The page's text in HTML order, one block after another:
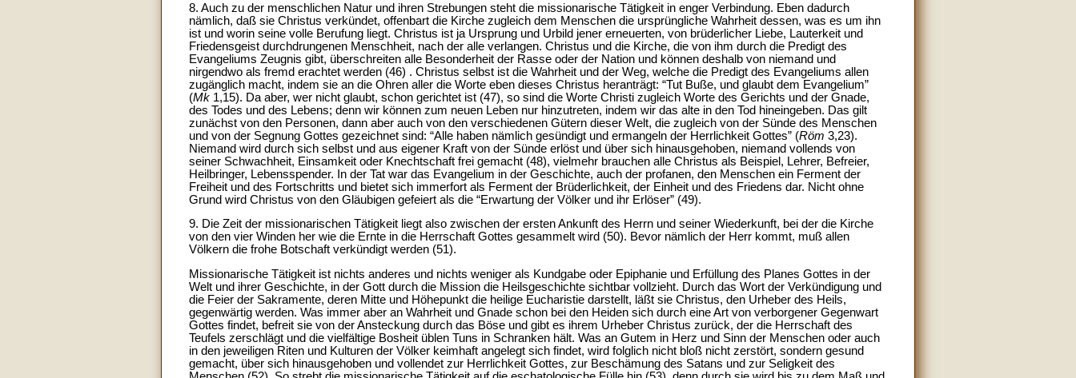
8. Auch zu der menschlichen Natur und ihren Strebungen steht die missionarische Tätigkeit in enger Verbindung. Eben dadurch
nämlich, daß sie Christus verkündet, offenbart die Kirche zugleich dem Menschen die ursprüngliche Wahrheit dessen, was es um ihn
ist und worin seine volle Berufung liegt. Christus ist ja Ursprung und Urbild jener erneuerten, von brüderlicher Liebe, Lauterkeit und
Friedensgeist durchdrungenen Menschheit, nach der alle verlangen. Christus und die Kirche, die von ihm durch die Predigt des
Evangeliums Zeugnis gibt, überschreiten alle Besonderheit der Rasse oder der Nation und können deshalb von niemand und
nirgendwo als fremd erachtet werden (46) . Christus selbst ist die Wahrheit und der Weg, welche die Predigt des Evangeliums allen
zugänglich macht, indem sie an die Ohren aller die Worte eben dieses Christus heranträgt: “Tut Buße, und glaubt dem Evangelium”
(Mk 1,15). Da aber, wer nicht glaubt, schon gerichtet ist (47), so sind die Worte Christi zugleich Worte des Gerichts und der Gnade,
des Todes und des Lebens; denn wir können zum neuen Leben nur hinzutreten, indem wir das alte in den Tod hineingeben. Das gilt
zunächst von den Personen, dann aber auch von den verschiedenen Gütern dieser Welt, die zugleich von der Sünde des Menschen
und von der Segnung Gottes gezeichnet sind: “Alle haben nämlich gesündigt und ermangeln der Herrlichkeit Gottes” (Röm 3,23).
Niemand wird durch sich selbst und aus eigener Kraft von der Sünde erlöst und über sich hinausgehoben, niemand vollends von
seiner Schwachheit, Einsamkeit oder Knechtschaft frei gemacht (48), vielmehr brauchen alle Christus als Beispiel, Lehrer, Befreier,
Heilbringer, Lebensspender. In der Tat war das Evangelium in der Geschichte, auch der profanen, den Menschen ein Ferment der
Freiheit und des Fortschritts und bietet sich immerfort als Ferment der Brüderlichkeit, der Einheit und des Friedens dar. Nicht ohne
Grund wird Christus von den Gläubigen gefeiert als die “Erwartung der Völker und ihr Erlöser” (49).
9. Die Zeit der missionarischen Tätigkeit liegt also zwischen der ersten Ankunft des Herrn und seiner Wiederkunft, bei der die Kirche
von den vier Winden her wie die Ernte in die Herrschaft Gottes gesammelt wird (50). Bevor nämlich der Herr kommt, muß allen
Völkern die frohe Botschaft verkündigt werden (51).
Missionarische Tätigkeit ist nichts anderes und nichts weniger als Kundgabe oder Epiphanie und Erfüllung des Planes Gottes in der
Welt und ihrer Geschichte, in der Gott durch die Mission die Heilsgeschichte sichtbar vollzieht. Durch das Wort der Verkündigung und
die Feier der Sakramente, deren Mitte und Höhepunkt die heilige Eucharistie darstellt, läßt sie Christus, den Urheber des Heils,
gegenwärtig werden. Was immer aber an Wahrheit und Gnade schon bei den Heiden sich durch eine Art von verborgener Gegenwart
Gottes findet, befreit sie von der Ansteckung durch das Böse und gibt es ihrem Urheber Christus zurück, der die Herrschaft des
Teufels zerschlägt und die vielfältige Bosheit üblen Tuns in Schranken hält. Was an Gutem in Herz und Sinn der Menschen oder auch
in den jeweiligen Riten und Kulturen der Völker keimhaft angelegt sich findet, wird folglich nicht bloß nicht zerstört, sondern gesund
gemacht, über sich hinausgehoben und vollendet zur Herrlichkeit Gottes, zur Beschämung des Satans und zur Seligkeit des